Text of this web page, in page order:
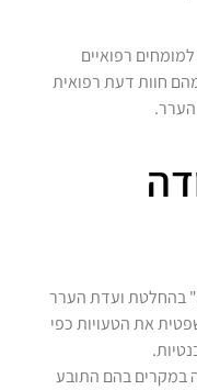
רפואיים
חוות דעת רפואית
בהחלטת ועדת הערר
את הטעויות כפי
במקרים בהם התובע